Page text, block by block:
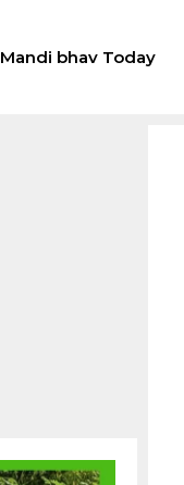
Mandi bhav Today